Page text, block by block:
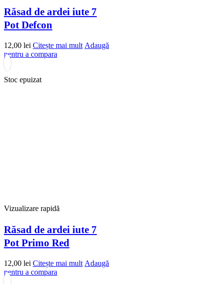
Răsad de ardei iute 7
Pot Defcon
12,00 lei Citește mai mult Adaugă
pentru a compara
Stoc epuizat
Vizualizare rapidă
Răsad de ardei iute 7
Pot Primo Red
12,00 lei Citește mai mult Adaugă
pentru a compara